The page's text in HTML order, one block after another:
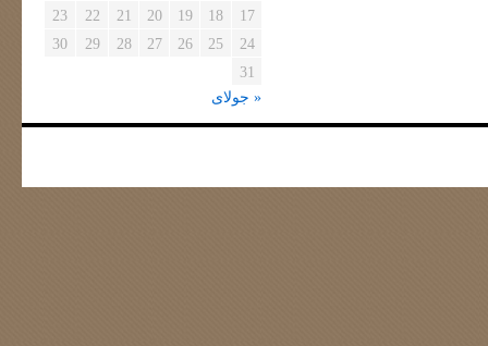
17
18
19
20
21
22
23
24
25
26
27
28
29
30
31
« جولای